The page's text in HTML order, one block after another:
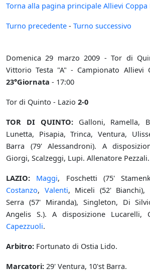
Torna alla pagina principale Allievi Coppa
Turno precedente - Turno successivo
Domenica 29 marzo 2009 - Tor di
Vittorio Testa "A" - Campionato Allievi
23°Giornata - 17:00
Tor di Quinto - Lazio 2-0
TOR DI QUINTO:Galloni, Ramella,
Lunetta, Pisapia, Trinca, Ventura,
Barra (79' Alessandroni). A
Giorgi, Scalzeggi, Lupi. Allenatore Pezzali.
LAZIO:
Maggi, Foschetti (75'
Costanzo, Valenti, Miceli (52' Bianchi),
Serra (57' Miranda), Singleton, Di
Angelis S.). A disposizione Lucarelli,
Capezzuoli.
Arbitro: Fortunato di Ostia Lido.
Marcatori: 29' Ventura, 10'st Barra.